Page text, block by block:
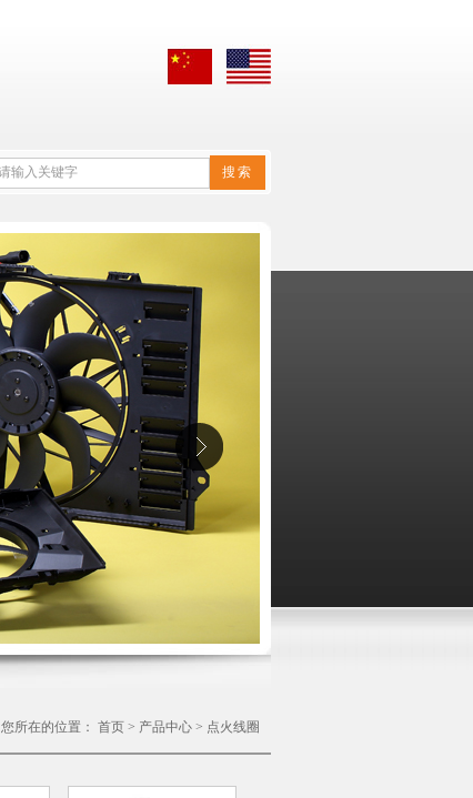
您所在的位置： 首页 > 产品中心 > 点火线圈